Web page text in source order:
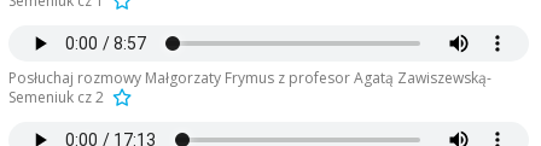
Posłuchaj rozmowy Małgorzaty Frymus z profesor Agatą Zawiszewską-
Semeniuk cz 2